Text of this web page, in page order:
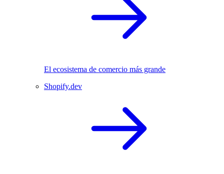
El ecosistema de comercio más grande
Shopify.dev